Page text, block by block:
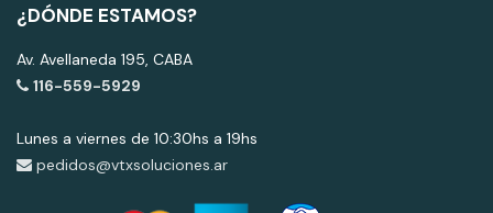
¿DÓNDE ESTAMOS?
Av. Avellaneda 195, CABA
116-559-5929
Lunes a viernes de 10:30hs a 19hs
pedidos@vtxsoluciones.ar